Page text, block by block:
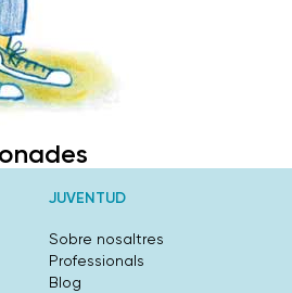
JUVENTUD
Sobre nosaltres
Professionals
Blog